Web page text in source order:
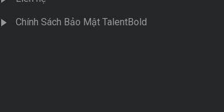
Chính Sách Bảo Mật TalentBold